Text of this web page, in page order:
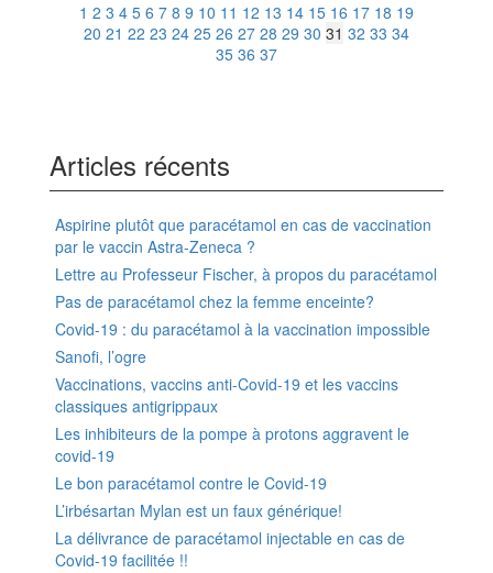
1 2 3 4 5 6 7 8 9 10 11 12 13 14 15 16 17 18 19
20 21 22 23 24 25 26 27 28 29 30 31 32 33 34
35 36 37
Articles récents
Aspirine plutôt que paracétamol en cas de vaccination
par le vaccin Astra-Zeneca ?
Lettre au Professeur Fischer, à propos du paracétamol
Pas de paracétamol chez la femme enceinte?
Covid-19 : du paracétamol à la vaccination impossible
Sanofi, l’ogre
Vaccinations, vaccins anti-Covid-19 et les vaccins
classiques antigrippaux
Les inhibiteurs de la pompe à protons aggravent le
covid-19
Le bon paracétamol contre le Covid-19
L’irbésartan Mylan est un faux générique!
La délivrance de paracétamol injectable en cas de
Covid-19 facilitée !!